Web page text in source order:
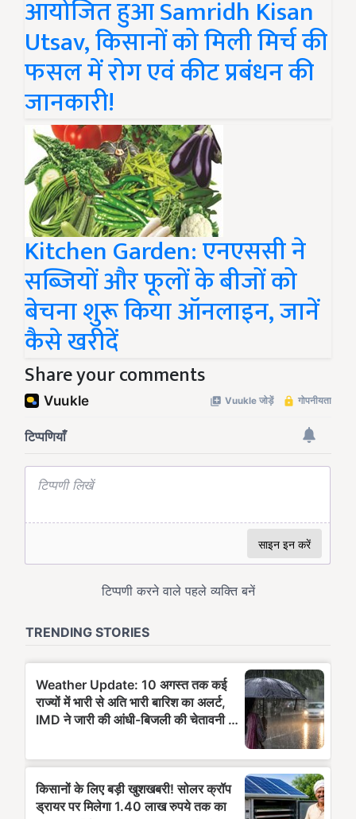
आयोजित हुआ Samridh Kisan
Utsav, किसानों को मिली मिर्च की
फसल में रोग एवं कीट प्रबंधन की
जानकारी!
Kitchen Garden: एनएससी ने
सब्जियों और फूलों के बीजों को
बेचना शुरू किया ऑनलाइन, जानें
कैसे खरीदें
Share your comments